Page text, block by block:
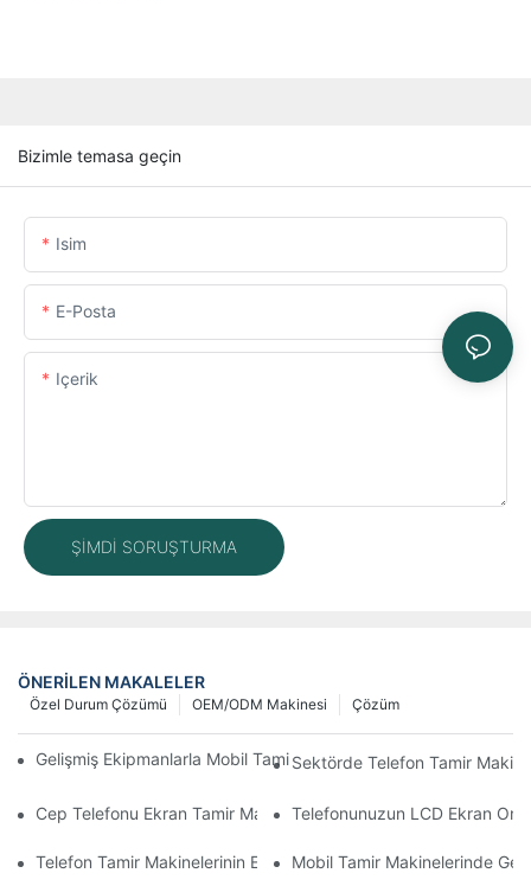
Bizimle temasa geçin
Isim
E-Posta
Içerik
ŞIMDI SORUŞTURMA
ÖNERILEN MAKALELER
Çözüm
OEM/ODM Makinesi
Özel Durum Çözümü
Gelişmiş Ekipmanlarla Mobil Tamir İş Akışınızı Nasıl
Sektörde Telefon Tamir
Cep Telefonu Ekran Tamir Makineniz İçin Doğru Aksesuarları
Telefonunuzun LCD Ekran
Telefon Tamir Makinelerinin Ekran ve Batarya Değişiminde
Mobil Tamir Makinelerinde